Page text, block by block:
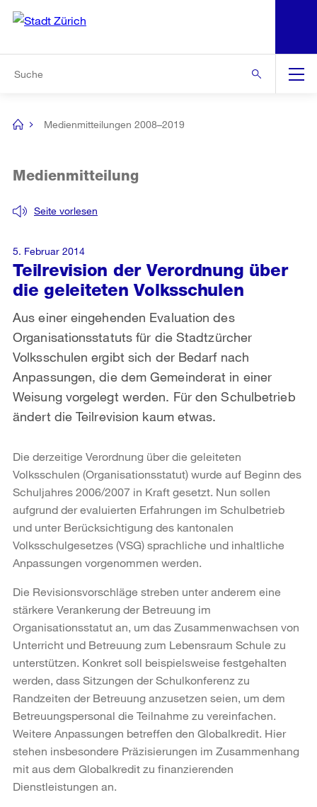
Navigation
[no
Medienmitteilungen 2008–2019
Teilrevision der Verordnung über
die geleiteten Volksschulen
Seite vorlesen
Medienmitteilung
Aus einer eingehenden Evaluation des
Organisationsstatuts für die Stadtzürcher
Volksschulen ergibt sich der Bedarf nach
Anpassungen, die dem Gemeinderat in einer
Weisung vorgelegt werden. Für den Schulbetrieb
ändert die Teilrevision kaum etwas.
5. Februar 2014
Die derzeitige Verordnung über die geleiteten
Volksschulen (Organisationsstatut) wurde auf Beginn des
Schuljahres 2006/2007 in Kraft gesetzt. Nun sollen
aufgrund der evaluierten Erfahrungen im Schulbetrieb
und unter Berücksichtigung des kantonalen
Volksschulgesetzes (VSG) sprachliche und inhaltliche
Anpassungen vorgenommen werden.
Die Revisionsvorschläge streben unter anderem eine
stärkere Verankerung der Betreuung im
Organisationsstatut an, um das Zusammenwachsen von
Unterricht und Betreuung zum Lebensraum Schule zu
unterstützen. Konkret soll beispielsweise festgehalten
werden, dass Sitzungen der Schulkonferenz zu
Randzeiten der Betreuung anzusetzen seien, um dem
Betreuungspersonal die Teilnahme zu vereinfachen.
Weitere Anpassungen betreffen den Globalkredit. Hier
stehen insbesondere Präzisierungen im Zusammenhang
mit aus dem Globalkredit zu finanzierenden
Dienstleistungen an.